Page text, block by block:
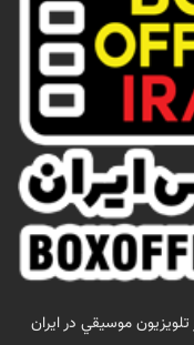
تلويزيون موسيقي در ايران